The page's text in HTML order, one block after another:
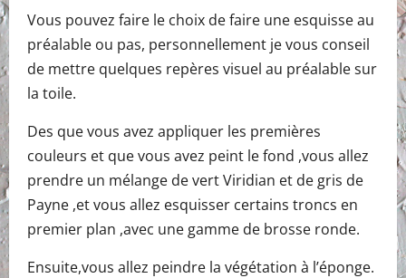
Vous pouvez faire le choix de faire une esquisse au
préalable ou pas, personnellement je vous conseil
de mettre quelques repères visuel au préalable sur
la toile.
Des que vous avez appliquer les premières
couleurs et que vous avez peint le fond ,vous allez
prendre un mélange de vert Viridian et de gris de
Payne ,et vous allez esquisser certains troncs en
premier plan ,avec une gamme de brosse ronde.
Ensuite,vous allez peindre la végétation à l’éponge.